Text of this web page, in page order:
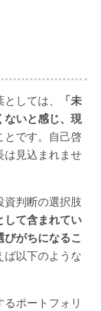
しては、
「未
ないと感じ、現
とです。自己啓
は見込まれませ
資判断の選択肢
して含まれてい
がちになるこ
ば以下のような
ポートフォリ